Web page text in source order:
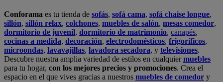
Conforama es tu tienda de sofás, sofá cama, sofá chaise longue,
sillón, sillón relax, colchones, muebles de salón, mesas comedor,
dormitorio de juvenil, dormitorio de matrimonio, canapés,
cocinas a medida, decoración, electrodomésticos, frigoríficos,
microondas, lavavajillas, lavadora secadora, y televisiones.
Descubre nuestra amplia variedad de estilos en cualquiermuebles
para tu hogar, con los mejores precios y promociones. Crea el
espacio en el que vives gracias a nuestros muebles de comedor y